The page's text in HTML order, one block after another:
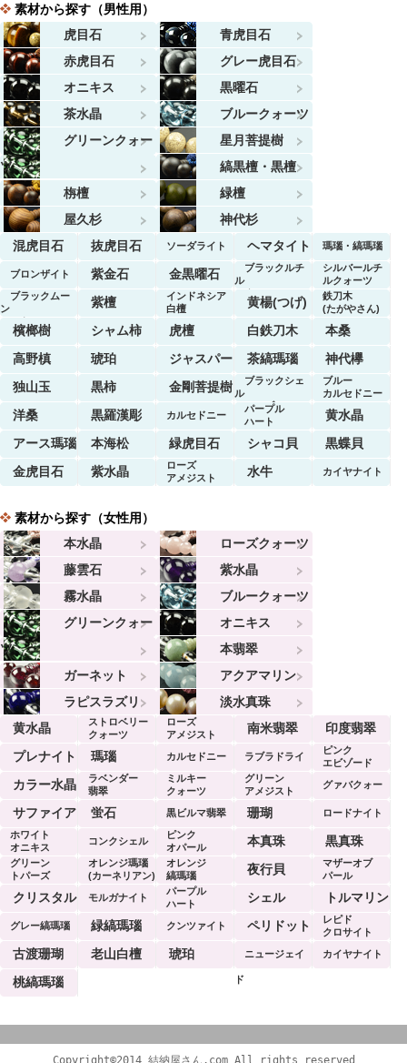
素材から探す（男性用）
虎目石
青虎目石
赤虎目石
グレー虎目石
オニキス
黒曜石
茶水晶
ブルークォーツ
グリーンクォー
ツ
星月菩提樹
縞黒檀・黒檀
栴檀
緑檀
屋久杉
神代杉
混虎目石
抜虎目石 ソーダライト ヘマタイト 瑪瑙・縞瑪瑙
ブロンザイト 紫金石 金黒曜石
ブラックルチ
ル
クォーツ
シルバールチ
ルクォーツ
ブラックムー
ン
ストーン
紫檀
インドネシア
白檀
黄楊(つげ)
鉄刀木
(たがやさん)
檳榔樹 シャム柿 虎檀 白鉄刀木
本桑
高野槙
琥珀 ジャスパー 茶縞瑪瑙
神代欅
独山玉
黒柿 金剛菩提樹
ブラックシェ
ル
マーブル
ブルー
カルセドニー
洋桑 黒羅漢彫 カルセドニー
パープル
ハート
黄水晶
アース瑪瑙
本海松 緑虎目石 シャコ貝
黒蝶貝
金虎目石
紫水晶
ローズ
アメジスト
水牛 カイヤナイト
素材から探す（女性用）
本水晶
ローズクォーツ
藤雲石
紫水晶
霧水晶
ブルークォーツ
グリーンクォー
ツ
オニキス
本翡翠
ガーネット
アクアマリン
ラピスラズリ
淡水真珠
黄水晶
ストロベリー
クォーツ
ローズ
アメジスト
南米翡翠
印度翡翠
プレナイト
瑪瑙 カルセドニー ラブラドライ
ピンク
エビゾード
カラー水晶
ラベンダー
翡翠
ミルキー
クォーツ
グリーン
アメジスト
グァバクォー
サファイア 蛍石 黒ビルマ翡翠 珊瑚
ロードナイト
ホワイト
オニキス
コンクシェル
ピンク
オパール
本真珠 黒真珠
グリーン
トパーズ
オレンジ瑪瑙
(カーネリアン)
オレンジ
縞瑪瑙
夜行貝
マザーオブ
パール
クリスタル モルガナイト
パープル
ハート
シェル トルマリン
グレー縞瑪瑙 緑縞瑪瑙 クンツァイト ペリドット
レピド
クロサイト
古渡珊瑚 老山白檀 琥珀 ニュージェイ
ド
カイヤナイト
桃縞瑪瑙
Copyright©2014 結納屋さん.com All rights reserved